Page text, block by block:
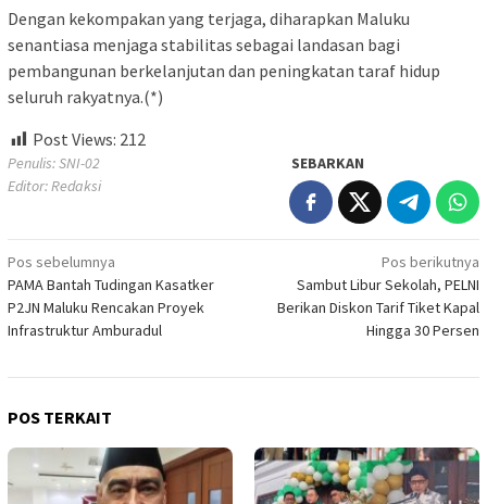
Dengan kekompakan yang terjaga, diharapkan Maluku
senantiasa menjaga stabilitas sebagai landasan bagi
pembangunan berkelanjutan dan peningkatan taraf hidup
seluruh rakyatnya.(*)
Post Views: 212
Penulis: SNI-02
Editor: Redaksi
SEBARKAN
Navigasi
pos
Pos sebelumnya
PAMA Bantah Tudingan Kasatker
P2JN Maluku Rencakan Proyek
Infrastruktur Amburadul
Pos berikutnya
Sambut Libur Sekolah, PELNI
Berikan Diskon Tarif Tiket Kapal
Hingga 30 Persen
POS TERKAIT